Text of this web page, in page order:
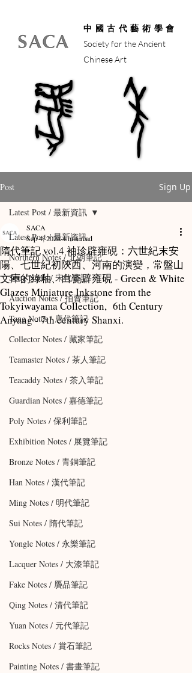
中國古代藝術學會
Society for the Ancient
Chinese Art
馬年
馬年
Post Sign Up
Latest Post / 最新資訊
Northern Notes / 北朝筆記
Song Notes / 宋代筆記
Auction Notes / 拍賣筆記
Tang Notes / 唐代筆記
Collector Notes / 藏家筆記
Teamaster Notes / 茶人筆記
Teacaddy Notes / 茶入筆記
Guardian Notes / 嘉德筆記
Poly Notes / 保利筆記
Exhibition Notes / 展覽筆記
Bronze Notes / 青銅筆記
Han Notes / 漢代筆記
Ming Notes / 明代筆記
Sui Notes / 隋代筆記
Yongle Notes / 永樂筆記
Lacquer Notes / 大漆筆記
Fake Notes / 贗品筆記
Qing Notes / 清代筆記
Yuan Notes / 元代筆記
Rocks Notes / 賞石筆記
Painting Notes / 書畫筆記
Latest Post / 最新資訊
隋代筆記 vol.4 袖珍辟雍硯：六世紀末安
陽、七世紀初陝西、河南的演變，常盤山
文庫的綠釉、白瓷辟雍硯 - Green & White
Glazes Miniature Inkstone from the
Tokyiwayama Collection, 6th Century
Anyang - 7th century Shanxi.
SACA
Sep 4, 20244 min read